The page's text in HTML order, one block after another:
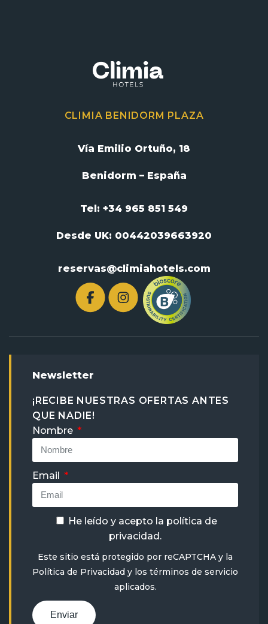
CLIMIA BENIDORM PLAZA
Vía Emilio Ortuño, 18
Benidorm – España
Tel: +34 965 851 549
Desde UK: 00442039663920
reservas@climiahotels.com
Newsletter
¡RECIBE NUESTRAS OFERTAS ANTES
QUE NADIE!
Nombre
Email
He leído y acepto la política de
privacidad.
Este sitio está protegido por reCAPTCHA y la
Política de Privacidad y los términos de servicio
aplicados.
Enviar